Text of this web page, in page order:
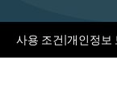
사용 조건|개인정보